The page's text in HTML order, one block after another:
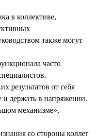
в коллективе,
также могут
часто
результатов от себя
и держать в напряжении.
механизме»,
со стороны коллег